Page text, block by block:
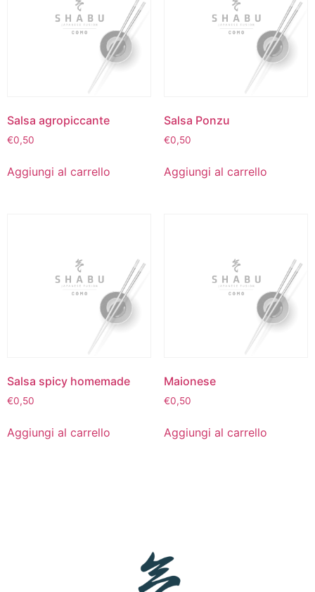
Salsa agropiccante
€0,50
Aggiungi al carrello
Salsa Ponzu
€0,50
Aggiungi al carrello
Salsa spicy homemade
€0,50
Aggiungi al carrello
Maionese
€0,50
Aggiungi al carrello